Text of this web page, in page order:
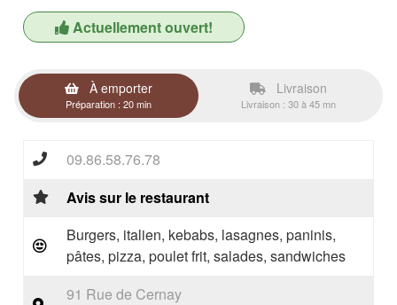
Actuellement ouvert!
À emporter
Préparation : 20 min
Livraison
Livraison : 30 à 45 mn
09.86.58.76.78
Avis sur le restaurant
Burgers, italien, kebabs, lasagnes, paninis,
pâtes, pizza, poulet frit, salades, sandwiches
91 Rue de Cernay